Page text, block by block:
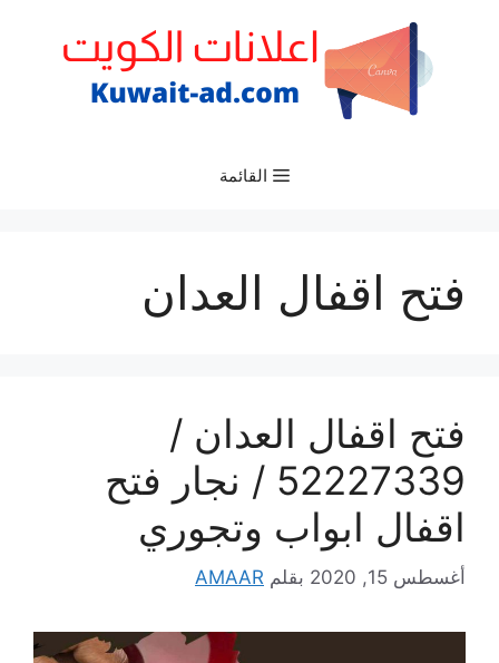
القائمة
فتح اقفال العدان
فتح اقفال العدان /
52227339 / نجار فتح
اقفال ابواب وتجوري
أغسطس 15, 2020 بقلم AMAAR